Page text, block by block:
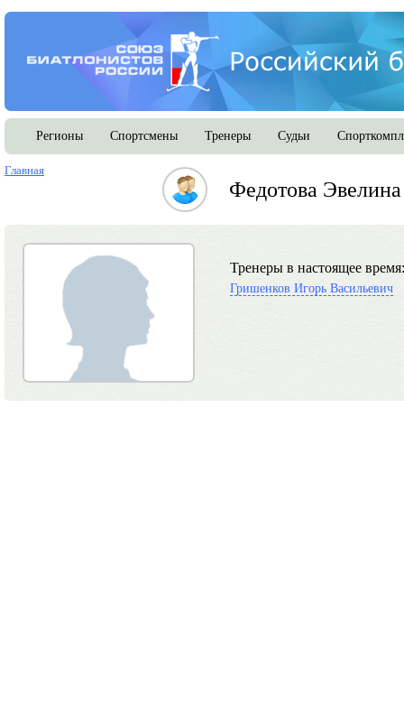
Регионы Спортсмены Тренеры Судьи
Главная
Федотова
Тренеры в настоящее время:
Гришенков Игорь Васильевич